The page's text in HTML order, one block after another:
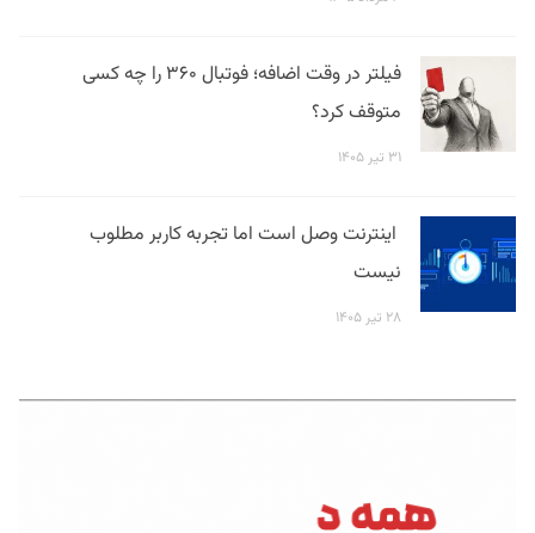
فیلتر در وقت اضافه؛ فوتبال ۳۶۰ را چه کسی
متوقف کرد؟
۳۱ تیر ۱۴۰۵
اینترنت وصل است اما تجربه کاربر مطلوب
نیست
۲۸ تیر ۱۴۰۵